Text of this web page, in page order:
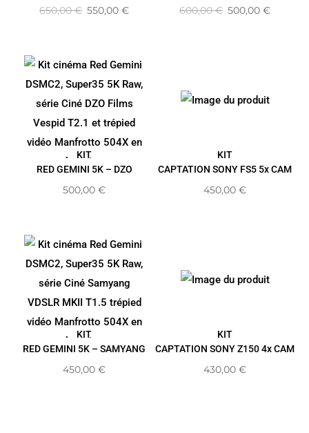
650,00€ 550,00 € 600,00€ 500,00 €
KIT
RED GEMINI 5K – DZO
500,00 €
KIT
CAPTATION SONY FS5 5x CAM
450,00 €
KIT
RED GEMINI 5K – SAMYANG
450,00 €
KIT
CAPTATION SONY Z150 4x CAM
430,00 €